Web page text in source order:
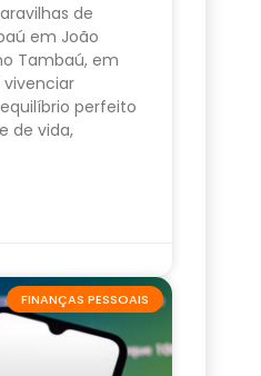
de
em João
Tambaú, em
vivenciar
perfeito
de vida,
FINANÇAS PESSOAIS